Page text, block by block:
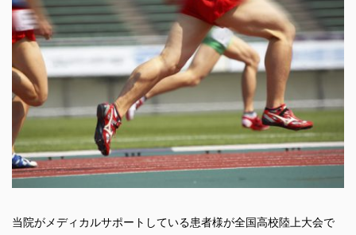
当院がメディカルサポートしている患者様が全国高校陸上大会で